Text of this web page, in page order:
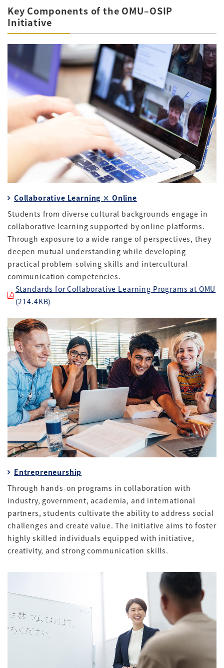
Key Components of the OMU–OSIP
Initiative
Collaborative Learning × Online
Students from diverse cultural backgrounds engage in
collaborative learning supported by online platforms.
Through exposure to a wide range of perspectives, they
deepen mutual understanding while developing
practical problem-solving skills and intercultural
communication competencies.
Standards for Collaborative Learning Programs at OMU
(214.4KB)
Entrepreneurship
Through hands-on programs in collaboration with
industry, government, academia, and international
partners, students cultivate the ability to address social
challenges and create value. The initiative aims to foster
highly skilled individuals equipped with initiative,
creativity, and strong communication skills.